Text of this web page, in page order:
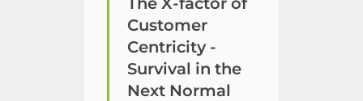
Customer
Centricity -
Survival in the
Next Normal